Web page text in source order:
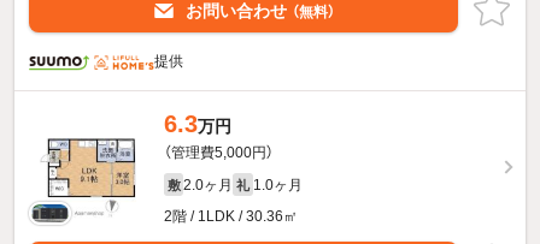
お問い合わせ （無料）
提供
6.3万円
（管理費5,000円）
敷 2.0ヶ月 礼 1.0ヶ月
2階 / 1LDK / 30.36㎡